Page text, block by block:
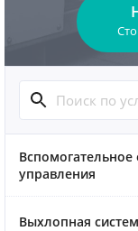
управления
Выхлопная